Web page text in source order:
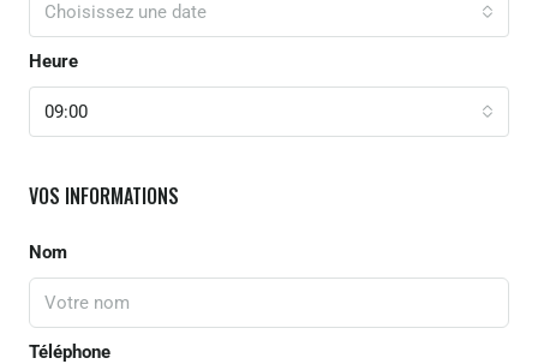
Choisissez une date
Heure
09:00
VOS INFORMATIONS
Nom
Téléphone